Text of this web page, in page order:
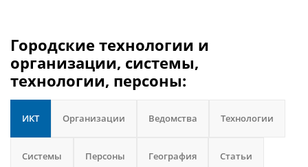
Городские технологии и
организации, системы,
технологии, персоны:
ИКТ Организации Ведомства Технологии
Системы Персоны География Статьи